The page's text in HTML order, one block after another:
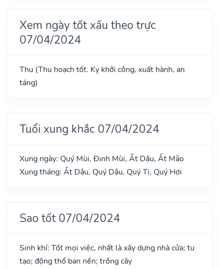
Xem ngày tốt xấu theo trực
07/04/2024
Thu (Thu hoạch tốt. Kỵ khởi công, xuất hành, an
táng)
Tuổi xung khắc 07/04/2024
Xung ngày: Quý Mùi, Đinh Mùi, Ất Dậu, Ất Mão
Xung tháng: Ất Dậu, Quý Dậu, Quý Tị, Quý Hợi
Sao tốt 07/04/2024
Sinh khí: Tốt mọi việc, nhất là xây dựng nhà cửa; tu
tạo; động thổ ban nền; trồng cây